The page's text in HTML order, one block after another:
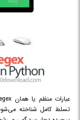
تسلط کامل شناخته